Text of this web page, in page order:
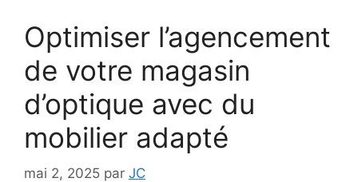
Optimiser l’agencement
de votre magasin
d’optique avec du
mobilier adapté
mai 2, 2025 par JC